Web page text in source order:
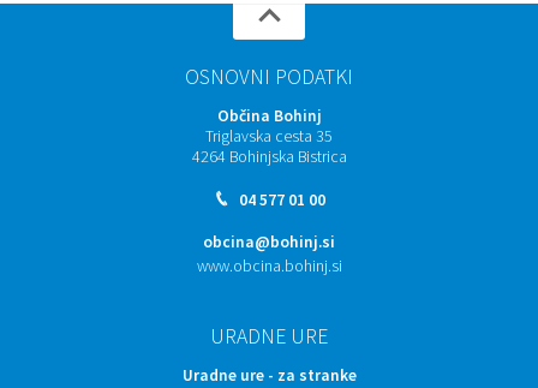
OSNOVNI PODATKI
Občina Bohinj
Triglavska cesta 35
4264 Bohinjska Bistrica
04 577 01 00
obcina@bohinj.si
www.obcina.bohinj.si
URADNE URE
Uradne ure - za stranke